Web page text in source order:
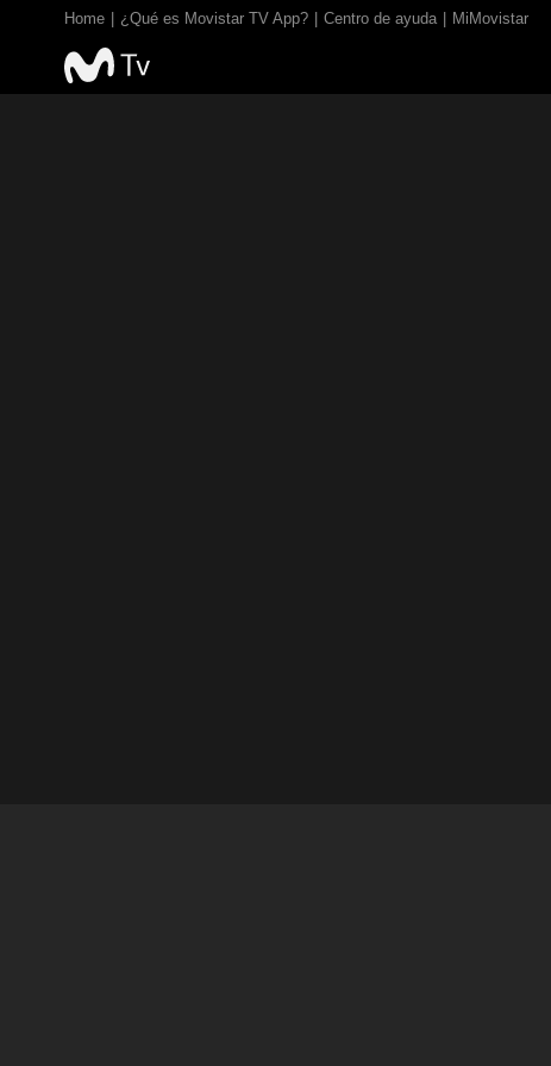
Home ¿Qué es Movistar TV App? Centro de ayuda MiMovistar